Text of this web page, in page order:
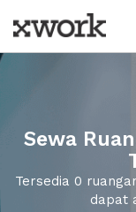
Sewa
Tersedia 0
dapat